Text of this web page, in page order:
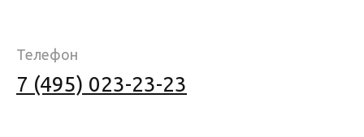
Телефон
7 (495) 023-23-23